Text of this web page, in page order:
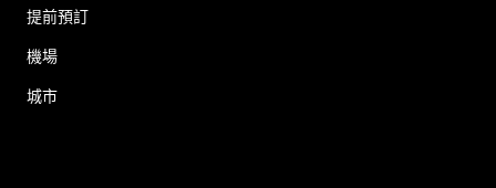
提前預訂
機場
城市